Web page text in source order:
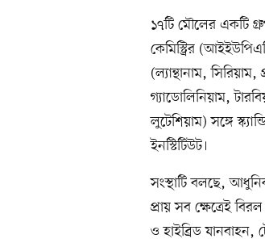
১৭টি মৌলের একটি
কেমিস্ট্রির
(ল্যান্থানাম,
গ্যাডোলিনিয়াম,
লুটেশিয়াম) সঙ্গে
ইনস্টিটিউট।
সংস্থাটি বলছে,
প্রায় সব ক্ষেত্রেই
ও হাইব্রিড যানবাহন,